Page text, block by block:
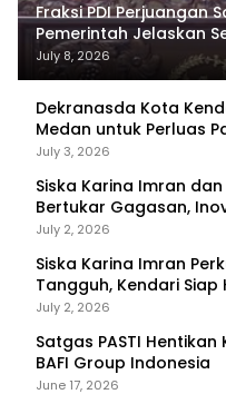
Fraksi PDI Perjuangan
Pemerintah Jelaskan
Tercapai
July 8, 2026
Dekranasda Kota
Medan untuk Perluas
Primadona
July 3, 2026
Siska Karina Imran
Bertukar Gagasan,
Fokus Diskusi
July 2, 2026
Siska Karina Imran
Tangguh, Kendari
dan Bencana
July 2, 2026
Satgas PASTI
BAFI Group Indonesia
June 17, 2026